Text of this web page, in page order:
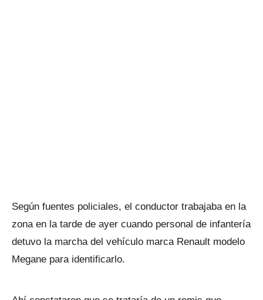
Según fuentes policiales, el conductor trabajaba en la
zona en la tarde de ayer cuando personal de infantería
detuvo la marcha del vehículo marca Renault modelo
Megane para identificarlo.